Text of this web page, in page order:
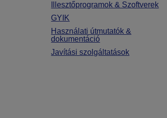
Illesztőprogramok & Szoftverek
GYIK
Használati útmutatók &
dokumentáció
Javítási szolgáltatások